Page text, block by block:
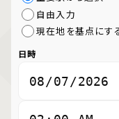
自由入力
現在地を基点にす
日時